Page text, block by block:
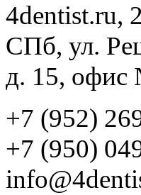
4dentist.ru,
СПб, ул.
д. 15,
+7 (952)
‪+7 (950)